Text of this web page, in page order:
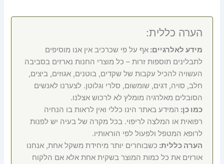
הערה כללית:
מידע לאלרגיים:אף על פי שכרכיב אין אנו מוסיפים
לתבלינים תוספות זרות – כל מוצרי החנות נארזים בסביבה
העשויה להכיל עקבות של שקדים, בוטנים, אגוזים, ביצים,
חלב, סויה, דגים, שומשום, סלרי וגלוטן. לצערנו לאנשים
הסובלים מאלרגיה מומלץ לא לרכוש אצלנו.
כמו כן: המידע באתר הינו כללי ואין לראות בו הנחיה
רפואית או המלצה לריפוי. בכל מקרה של בעיה יש לפנות
לרופא המטפל ולפעול לפי הוראותיו.
הערה כללית: כשבוחרים יותר מיחידת משקל אחת, אנחנו
אורזים את כל כמות המוצר בשקית אחת אלא אם הלקוח